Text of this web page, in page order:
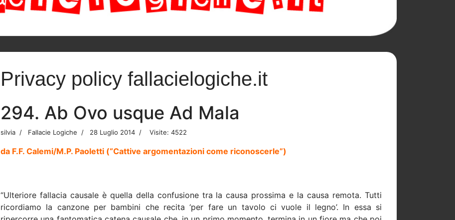
Privacy policy fallacielogiche.it
294. Ab Ovo usque Ad Mala
silvia Fallacie Logiche 28 Luglio 2014 Visite: 4522
da F.F. Calemi/M.P. Paoletti (“Cattive argomentazioni come riconoscerle”)
“Ulteriore fallacia causale è quella della confusione tra la causa prossima e la causa remota. Tutti
ricordiamo la canzone per bambini che recita ‘per fare un tavolo ci vuole il legno’. In essa si